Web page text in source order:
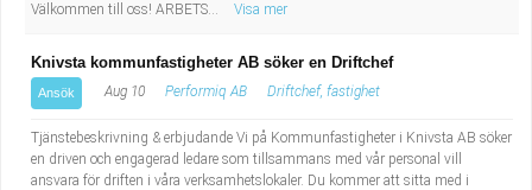
Välkommen till oss! ARBETS...
Visa mer
Knivsta kommunfastigheter AB söker en Driftchef
Ansök Aug 10 Performiq AB Driftchef, fastighet
Tjänstebeskrivning & erbjudande Vi på Kommunfastigheter i Knivsta AB söker
en driven och engagerad ledare som tillsammans med vår personal vill
ansvara för driften i våra verksamhetslokaler. Du kommer att sitta med i